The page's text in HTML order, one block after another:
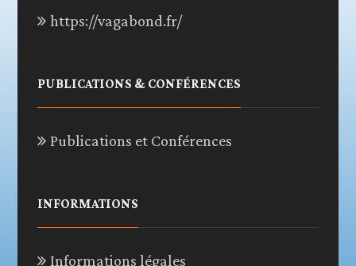
https://vagabond.fr/
PUBLICATIONS & CONFÉRENCES
Publications et Conférences
INFORMATIONS
Informations légales